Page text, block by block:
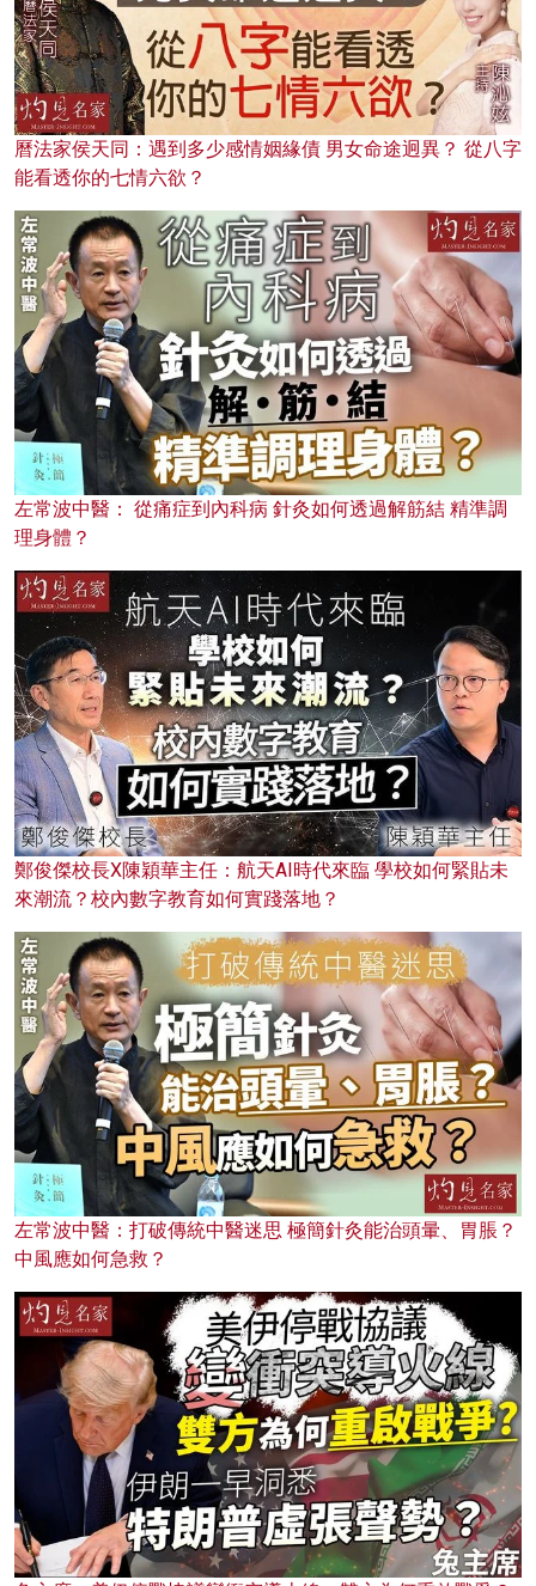
曆法家侯天同：遇到多少感情姻緣債 男女命途迥異？ 從八字
能看透你的七情六欲？
左常波中醫： 從痛症到內科病 針灸如何透過解筋結 精準調
理身體？
鄭俊傑校長X陳穎華主任：航天AI時代來臨 學校如何緊貼未
來潮流？校內數字教育如何實踐落地？
左常波中醫：打破傳統中醫迷思 極簡針灸能治頭暈、胃脹？
中風應如何急救？